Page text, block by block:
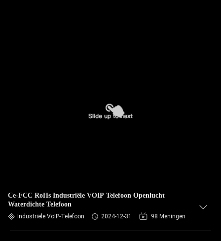
Ce-FCC RoHs Industriële VOIP Telefoon Openlucht
Waterdichte Telefoon
Industriële VoIP-Telefoon 2024-12-31 98 Meningen